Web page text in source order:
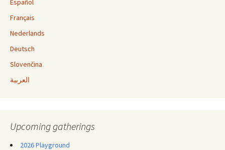
Español
Français
Nederlands
Deutsch
Slovenčina
العربية
Upcoming gatherings
2026 Playground